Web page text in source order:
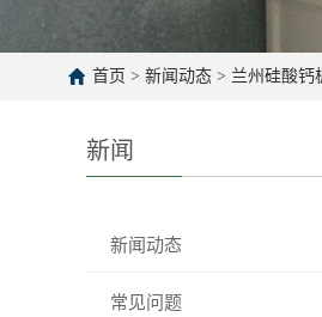
首页 > 新闻动态 > 兰州硅酸钙
新闻
新闻动态
常见问题